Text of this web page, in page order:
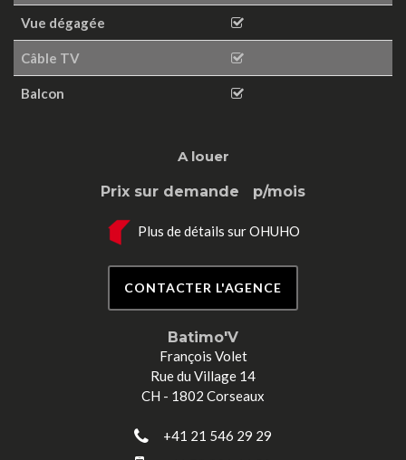
Vue dégagée
Câble TV
Balcon
A louer
Prix sur demande p/mois
Plus de détails sur OHUHO
CONTACTER L'AGENCE
Batimo'V
François Volet
Rue du Village 14
CH - 1802 Corseaux
+41 21 546 29 29